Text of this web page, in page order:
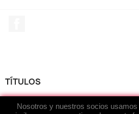
TÍTULOS
ACERCA DE...
Nosotros y nuestros socios